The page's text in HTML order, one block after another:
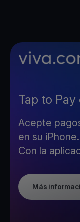
Tap to Pay
Acepte
en su iPhone.
Con la
Más